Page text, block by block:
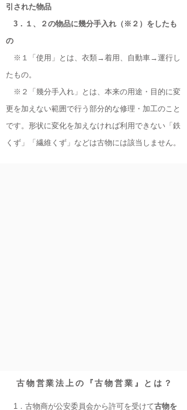
引された物品
3．１、２の物品に幾分手入れ（※２）をしたも
の
※１「使用」とは、衣類→着用、自動車→運行し
たもの。
※２「幾分手入れ」とは、本来の用途・目的に変
更を加えない範囲で行う部分的な修理・加工のこと
です。形状に変化を加えなければ利用できない「鉄
くず」「繊維くず」などは古物には該当しません。
古物営業法上の『古物営業』とは？
1．古物商が公安委員会から許可を受けて古物を